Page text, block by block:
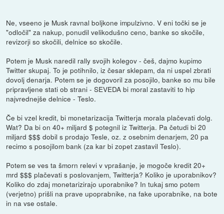
Ne, vseeno je Musk ravnal boljkone impulzivno. V eni točki se je
"odločil" za nakup, ponudil velikodušno ceno, banke so skočile,
revizorji so skočili, delnice so skočile.
Potem je Musk naredil rally svojih kolegov - češ, dajmo kupimo
Twitter skupaj. To je potihnilo, iz česar sklepam, da ni uspel zbrati
dovolj denarja. Potem se je dogovoril za posojilo, banke so mu bile
pripravljene stati ob strani - SEVEDA bi moral zastaviti to hip
najvrednejše delnice - Teslo.
Če bi vzel kredit, bi monetarizacija Twitterja morala plačevati dolg.
Wat? Da bi on 40+ miljard $ potegnil iz Twitterja. Pa četudi bi 20
miljard $$$ dobil s prodajo Tesle, oz. z osebnim denarjem, 20 pa
recimo s posojilom bank (za kar bi zopet zastavil Teslo).
Potem se ves ta šmorn relevi v vprašanje, je mogoče kredit 20+
mrd $$$ plačevati s poslovanjem, Twitterja? Koliko je uporabnikov?
Koliko do zdaj monetarizirajo uporabnike? In tukaj smo potem
(verjetno) prišli na prave upoprabnike, na fake uporabnike, na bote
in na vse ostale.